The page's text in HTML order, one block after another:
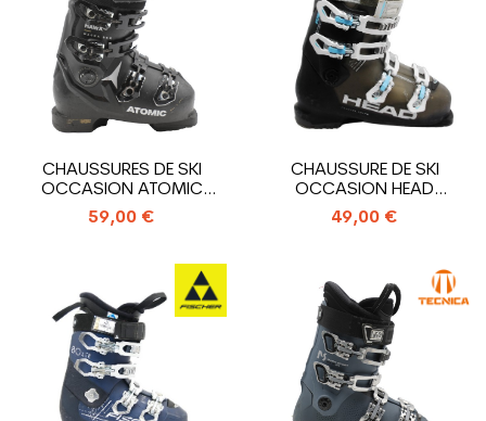
CHAUSSURES DE SKI
OCCASION ATOMIC
HAWX MAGNA 85 X
59,00 €
CHAUSSURE DE SKI
OCCASION HEAD
ADVANT EDGE 75
49,00 €